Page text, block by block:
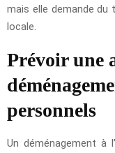
mais elle demande du
locale.
Prévoir une
personnels
Un déménagement à